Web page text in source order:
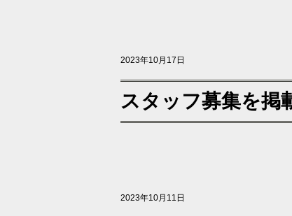
2023年10月17日
スタッフ募集を掲
2023年10月11日